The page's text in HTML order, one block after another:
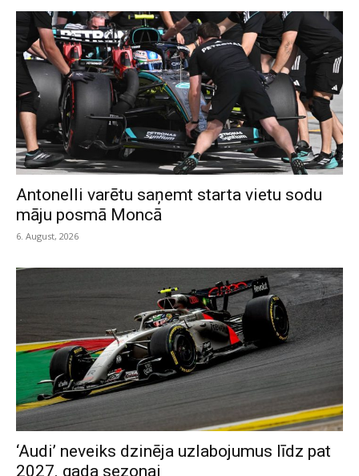
Antonelli varētu saņemt starta vietu sodu
māju posmā Moncā
6. August, 2026
‘Audi’ neveiks dzinēja uzlabojumus līdz pat
2027. gada sezonai